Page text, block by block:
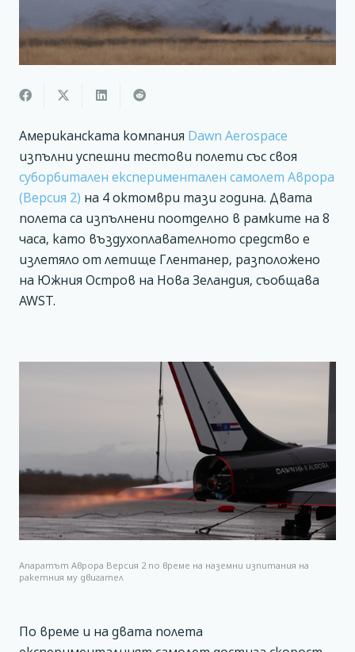
Американската компания Dawn Aerospace
изпълни успешни тестови полети със своя
суборбитален експериментален самолет Аврора
(Версия 2) на 4 октомври тази година. Двата
полета са изпълнени поотделно в рамките на 8
часа, като въздухоплавателното средство е
излетяло от летище Глентанер, разположено
на Южния Остров на Нова Зеландия, съобщава
AWST.
Апаратът Аврора Версия 2 по време на наземни изпитания на
ракетния му двигател
По време и на двата полета